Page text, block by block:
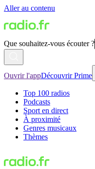
Aller au contenu
Que souhaitez-vous écouter ?
Ouvrir l'appDécouvrir Prime
Top 100 radios
Podcasts
Sport en direct
À proximité
Genres musicaux
Thèmes